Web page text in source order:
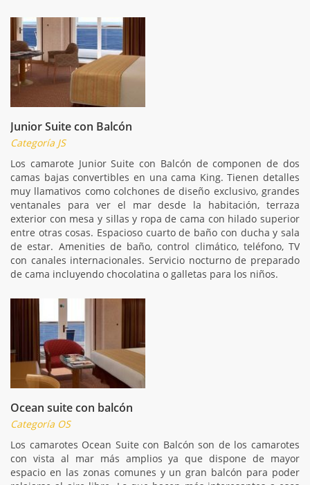
Junior Suite con Balcón
Categoría JS
Los camarote Junior Suite con Balcón de componen de dos
camas bajas convertibles en una cama King. Tienen detalles
muy llamativos como colchones de diseño exclusivo, grandes
ventanales para ver el mar desde la habitación, terraza
exterior con mesa y sillas y ropa de cama con hilado superior
entre otras cosas. Espacioso cuarto de baño con ducha y sala
de estar. Amenities de baño, control climático, teléfono, TV
con canales internacionales. Servicio nocturno de preparado
de cama incluyendo chocolatina o galletas para los niños.
Ocean suite con balcón
Categoría OS
Los camarotes Ocean Suite con Balcón son de los camarotes
con vista al mar más amplios ya que dispone de mayor
espacio en las zonas comunes y un gran balcón para poder